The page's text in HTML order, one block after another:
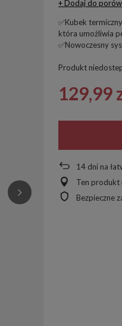
+ Dodaj do
✅Kubek
która umożliwia
✅Nowoczesny
Produkt
129,99
14 dni na
Ten produkt
Bezpieczne